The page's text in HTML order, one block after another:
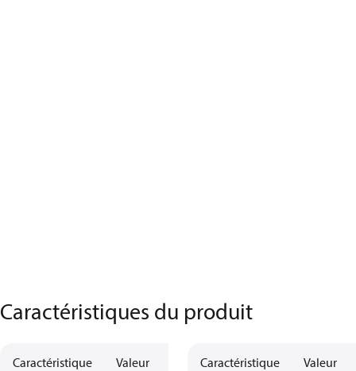
Caractéristiques du produit
Caractéristique Valeur Caractéristique Valeur